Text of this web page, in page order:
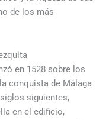
de los más
en 1528 sobre los
conquista de Málaga
siguientes,
en el edificio,